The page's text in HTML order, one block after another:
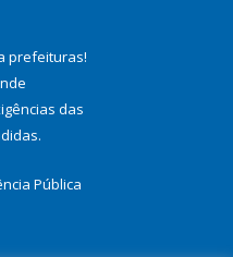
prefeituras!
das
Pública